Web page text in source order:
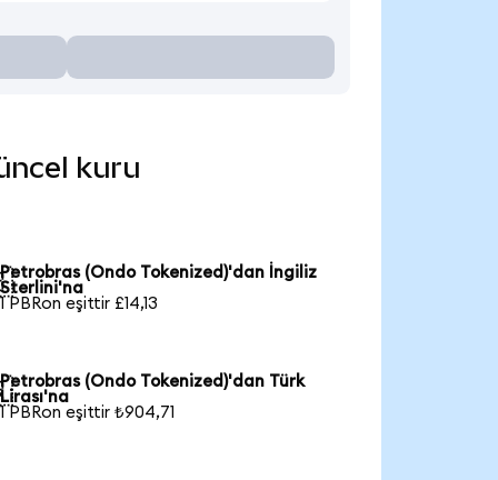
kuru
Petrobras (Ondo Tokenized)'dan İngiliz
Sterlini'na
1 PBRon eşittir £14,13
Petrobras (Ondo Tokenized)'dan Türk
Lirası'na
1 PBRon eşittir ₺904,71